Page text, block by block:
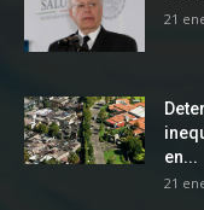
21
en...
21